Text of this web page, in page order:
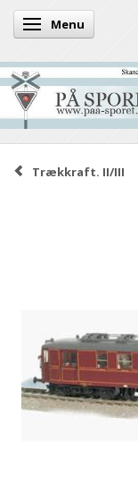
Skifte navigation
Menu
Trækkraft. II/III